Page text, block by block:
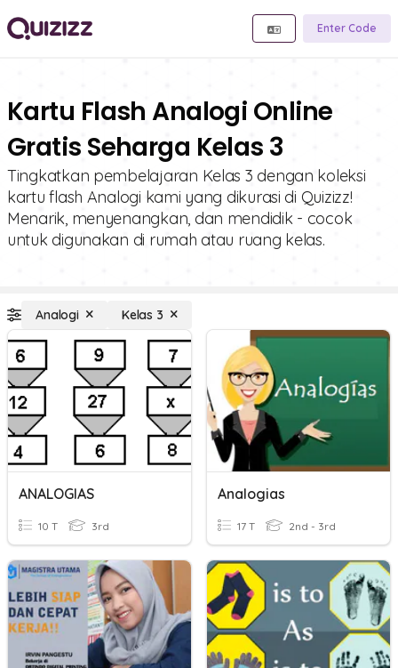
Enter Code
Kartu Flash Analogi Online
Gratis Seharga Kelas 3
Tingkatkan pembelajaran Kelas 3 dengan koleksi
kartu flash Analogi kami yang dikurasi di Quizizz!
Menarik, menyenangkan, dan mendidik - cocok
untuk digunakan di rumah atau ruang kelas.
Analogi Kelas 3
ANALOGIAS
10 T 3rd
Analogias
17 T 2nd - 3rd